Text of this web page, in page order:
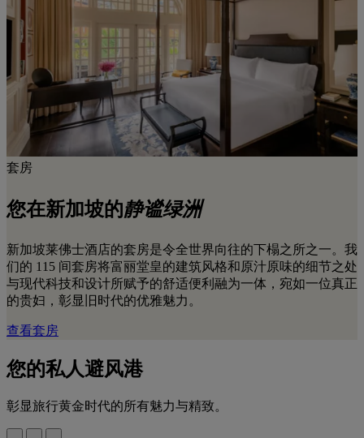
套房
您在新加坡的静谧绿洲
新加坡莱佛士酒店的套房是令全世界向往的下榻之所之一。我
们的 115 间套房将富丽堂皇的建筑风格和原汁原味的细节之处
与现代科技和设计所赋予的舒适便利融为一体，宛如一位真正
的贵妇，彰显旧时代的优雅魅力。
查看套房
您的私人避风港
彰显旅行黄金时代的所有魅力与精致。